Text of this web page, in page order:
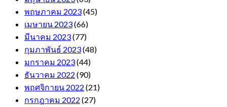
พฤษภาคม 2023(45)
เมษายน 2023(66)
มีนาคม 2023(77)
กุมภาพันธ์ 2023(48)
มกราคม 2023(44)
ธันวาคม 2022 (90)
พฤศจิกายน 2022 (21)
กรกฎาคม 2022 (27)